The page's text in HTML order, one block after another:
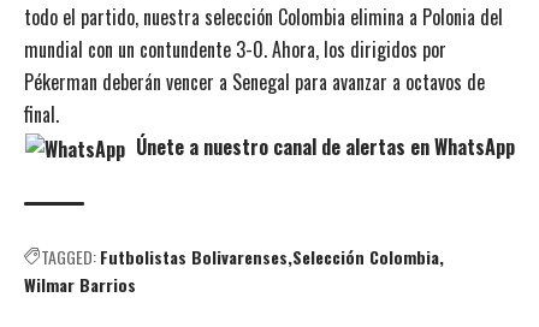
todo el partido, nuestra selección Colombia elimina a Polonia del
mundial con un contundente 3-0. Ahora, los dirigidos por
Pékerman deberán vencer a Senegal para avanzar a octavos de
final.
Únete a nuestro canal de alertas en WhatsApp
TAGGED:Futbolistas Bolivarenses Selección Colombia
Wilmar Barrios